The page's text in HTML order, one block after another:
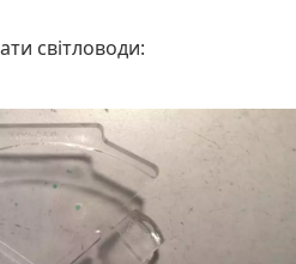
світловоди: